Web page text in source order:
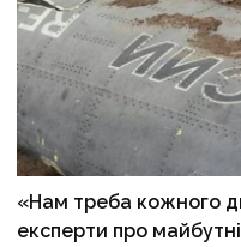
«Нам треба кожного
експерти про